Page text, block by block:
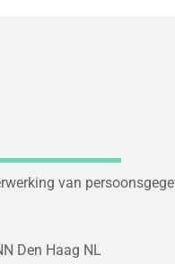
van
Den Haag NL